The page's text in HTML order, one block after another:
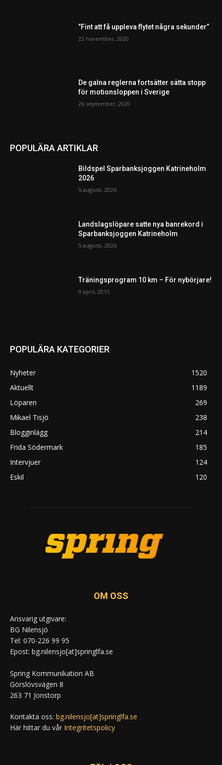
”Fint att få uppleva flytet några sekunder”
22 november, 2020
De galna reglerna fortsätter sätta stopp
för motionsloppen i Sverige
26 september, 2020
POPULÄRA ARTIKLAR
Bildspel Sparbanksjoggen Katrineholm
2026
5 augusti, 2026
Landslagslöpare satte nya banrekord i
Sparbanksjoggen Katrineholm
5 augusti, 2026
Träningsprogram 10 km – För nybörjare!
9 april, 2015
POPULÄRA KATEGORIER
Nyheter
1520
Aktuellt
1189
Löparen
269
Mikael Tisjö
238
Blogginlägg
214
Frida Södermark
185
Intervjuer
124
Eskil
120
OM OSS
Ansvarig utgivare:
BG Nilensjö
Tel: 070-226 99 95
Epost: bg.nilensjo[at]springlfa.se
Spring Kommunikation AB
Görslövsvägen 8
263 71 Jonstorp
Kontakta oss: bg.nilensjo[at]springlfa.se
Här hittar du vår Integritetspolicy